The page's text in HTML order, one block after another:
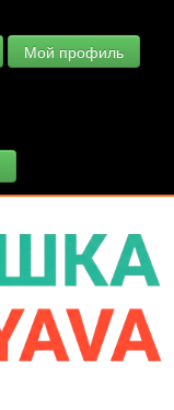
Мой профиль